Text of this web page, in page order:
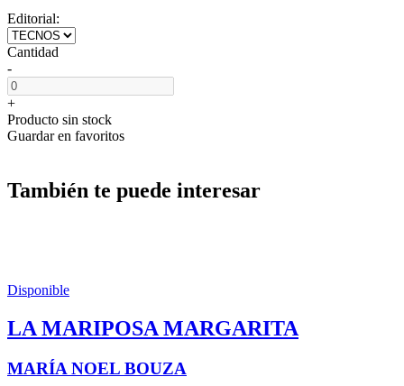
Editorial:
Cantidad
-
+
Producto sin stock
Guardar en favoritos
También te puede interesar
Disponible
LA MARIPOSA MARGARITA
MARÍA NOEL BOUZA